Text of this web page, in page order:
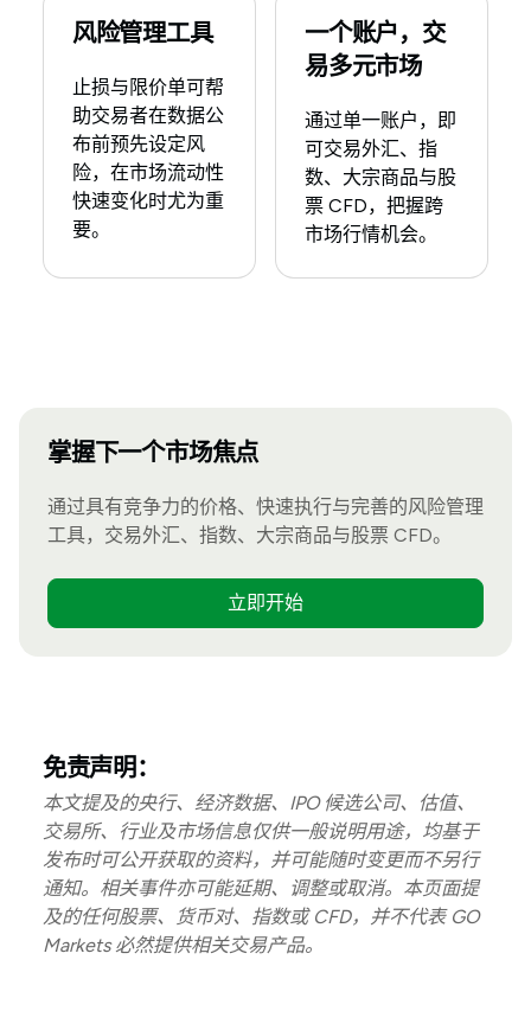
风险管理工具
止损与限价单可帮
助交易者在数据公
布前预先设定风
险，在市场流动性
快速变化时尤为重
要。
一个账户，交
易多元市场
通过单一账户，即
可交易外汇、指
数、大宗商品与股
票 CFD，把握跨
市场行情机会。
掌握下一个市场焦点
通过具有竞争力的价格、快速执行与完善的风险管理
工具，交易外汇、指数、大宗商品与股票 CFD。
立即开始
免责声明：
本文提及的央行、经济数据、IPO 候选公司、估值、
交易所、行业及市场信息仅供一般说明用途，均基于
发布时可公开获取的资料，并可能随时变更而不另行
通知。相关事件亦可能延期、调整或取消。本页面提
及的任何股票、货币对、指数或 CFD，并不代表 GO
Markets 必然提供相关交易产品。